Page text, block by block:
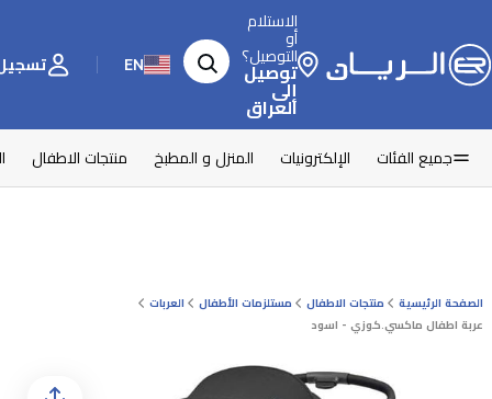
الاستلام
أو
التوصيل؟
توصيل
إلى
العراق
EN تسجيل
جميع الفئات الإلكترونيات المنزل و المطبخ منتجات الاطفال
الصفحة الرئيسية منتجات الاطفال مستلزمات الأطفال
العربات
عربة اطفال ماكسي.كوزي - اسود